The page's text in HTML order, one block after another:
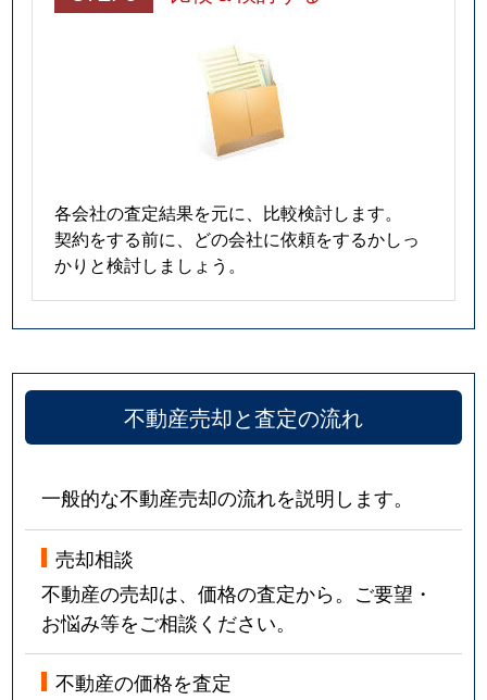
各会社の査定結果を元に、比較検討します。
契約をする前に、どの会社に依頼をするかしっ
かりと検討しましょう。
不動産売却と査定の流れ
一般的な不動産売却の流れを説明します。
売却相談
不動産の売却は、価格の査定から。ご要望・
お悩み等をご相談ください。
不動産の価格を査定